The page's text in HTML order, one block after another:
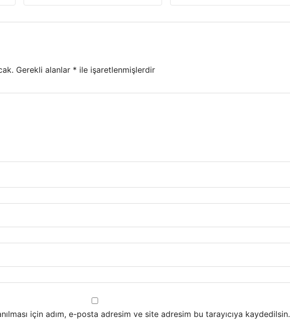
Gerekli alanlar * ile işaretlenmişlerdir
için adım, e-posta adresim ve site adresim bu tarayıcıya kaydedilsin.